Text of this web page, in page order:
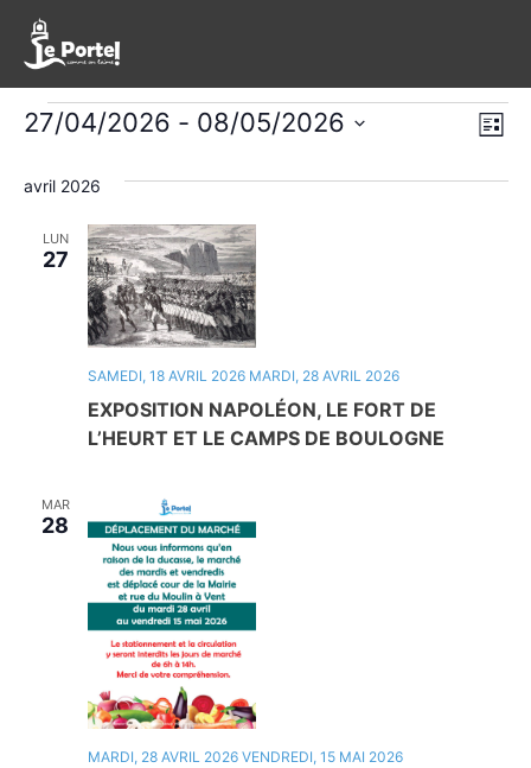
Évènements
par
Liste
27/04/2026 - 08/05/2026
une
avril 2026
LUN
27
EXPOSITION NAPOLÉON, LE FORT DE
L’HEURT ET LE CAMPS DE BOULOGNE
SAMEDI, 18 AVRIL 2026 MARDI, 28 AVRIL 2026
MAR
28
MARDI, 28 AVRIL 2026 VENDREDI, 15 MAI 2026